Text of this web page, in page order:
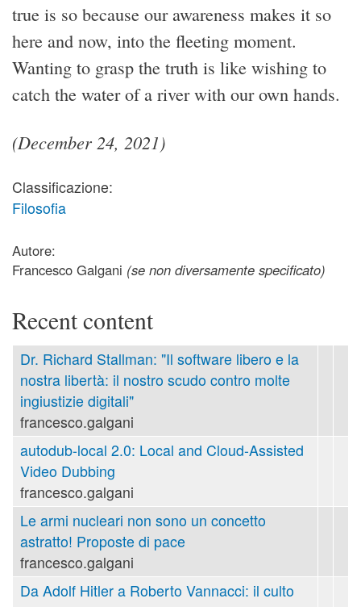
true is so because our awareness makes it so
here and now, into the fleeting moment.
Wanting to grasp the truth is like wishing to
catch the water of a river with our own hands.
(December 24, 2021)
Classificazione:
Filosofia
Autore:
Francesco Galgani (se non diversamente specificato)
Recent content
Dr. Richard Stallman: "Il software libero e la
nostra libertà: il nostro scudo contro molte
ingiustizie digitali"
francesco.galgani
autodub-local 2.0: Local and Cloud-Assisted
Video Dubbing
francesco.galgani
Le armi nucleari non sono un concetto
astratto! Proposte di pace
francesco.galgani
Da Adolf Hitler a Roberto Vannacci: il culto